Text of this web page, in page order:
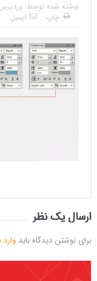
نوشته شده توسط:
چاپ
ایمیل
ارسال یک نظر
برای نوشتن دیدگاه باید